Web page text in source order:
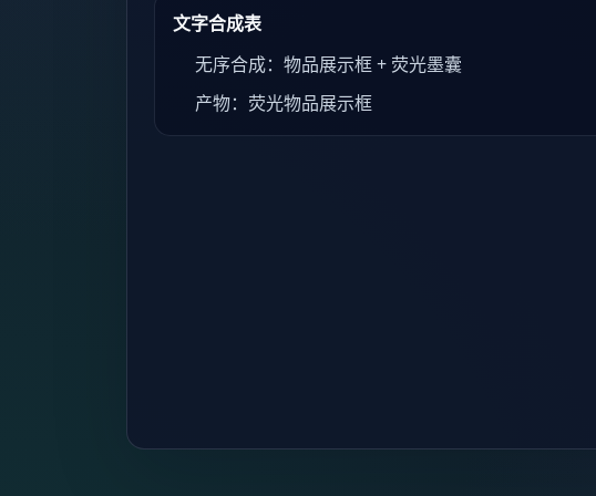
文字合成表
无序合成：物品展示框 + 荧光墨囊
产物：荧光物品展示框